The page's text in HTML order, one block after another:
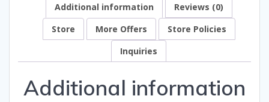
Additional information
Reviews (0)
Store
More Offers
Store Policies
Inquiries
Additional information